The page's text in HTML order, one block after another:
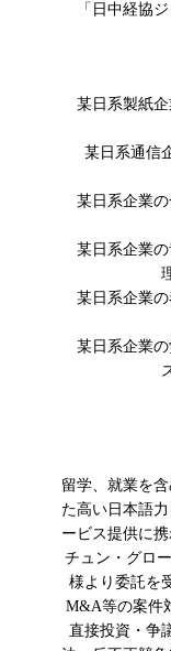
「日中経協
某日系製紙
某日系通信
某日系企業
某日系企業
某日系企業
某日系企業
留学、就業を
た高い日本語
ービス提供に
チュン・グロ
様より委託を
M&A等の案件
直接投資・争